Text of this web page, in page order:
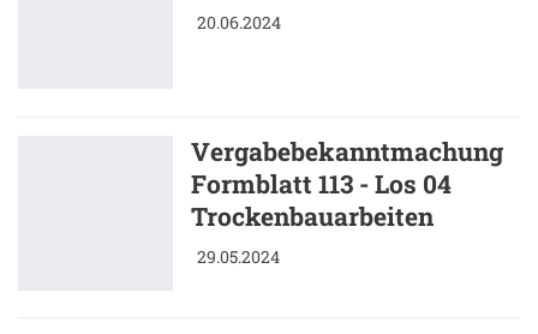
20.06.2024
Vergabebekanntmachung
Formblatt 113 - Los 04
Trockenbauarbeiten
29.05.2024